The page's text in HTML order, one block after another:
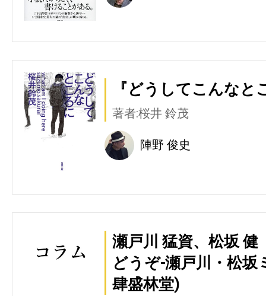
『どうしてこんなと
著者:桜井 鈴茂
陣野 俊史
瀬戸川 猛資、松坂
どうぞ-瀬戸川・松坂
肆盛林堂)